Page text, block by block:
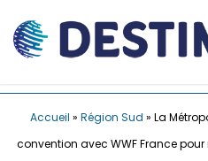
Accueil » Région Sud » La
convention avec WWF France